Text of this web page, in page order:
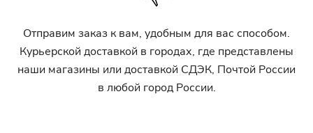
Отправим заказ к вам, удобным для вас способом.
Курьерской доставкой в городах, где представлены
наши магазины или доставкой СДЭК, Почтой России
в любой город России.